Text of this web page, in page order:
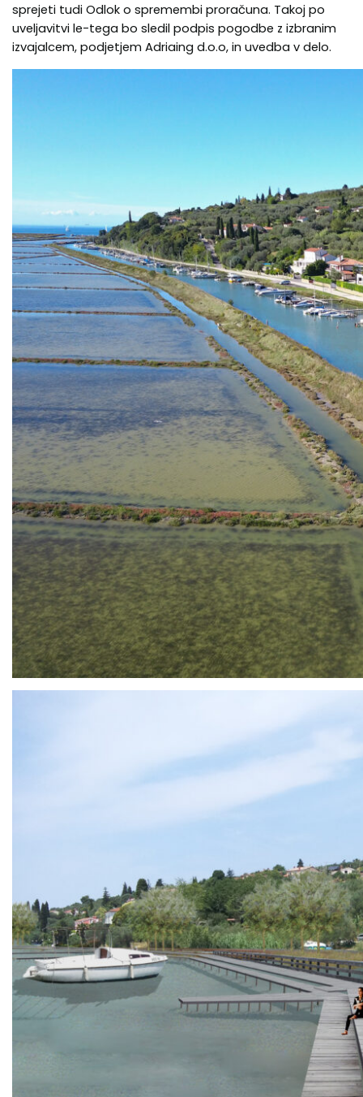
sprejeti tudi Odlok o spremembi proračuna. Takoj po
uveljavitvi le-tega bo sledil podpis pogodbe z izbranim
izvajalcem, podjetjem Adriaing d.o.o, in uvedba v delo.